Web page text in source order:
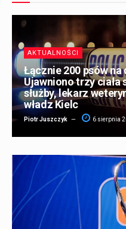
AKTUALNOŚCI
Łącznie 200 psów
Ujawniono trzy ciała
służby, lekarz
władz Kielc
Piotr Juszczyk 6 sierpnia